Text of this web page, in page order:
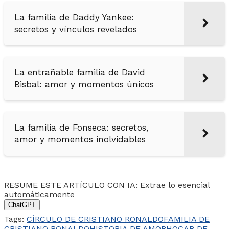
La familia de Daddy Yankee:
secretos y vínculos revelados
La entrañable familia de David
Bisbal: amor y momentos únicos
La familia de Fonseca: secretos,
amor y momentos inolvidables
RESUME ESTE ARTÍCULO CON IA: Extrae lo esencial
automáticamente
ChatGPT
Tags: CÍRCULO DE CRISTIANO RONALDOFAMILIA DE